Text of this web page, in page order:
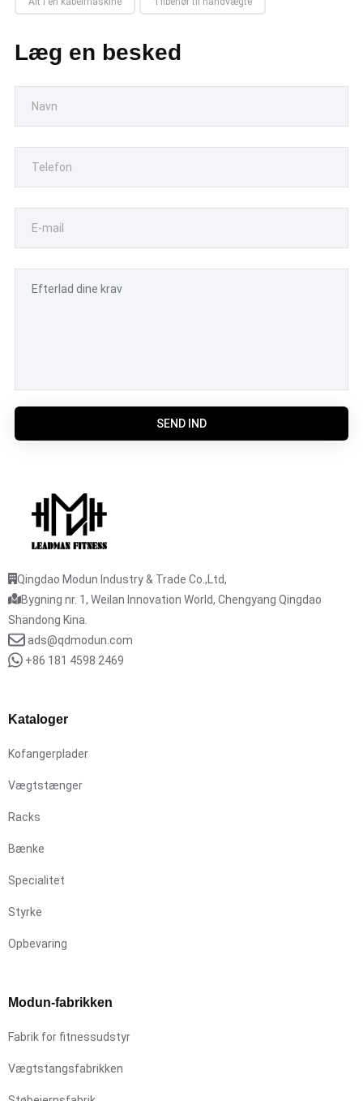
Læg en besked
SEND IND
Qingdao Modun Industry & Trade Co.,Ltd,
Bygning nr. 1, Weilan Innovation World, Chengyang Qingdao
Shandong Kina.
ads@qdmodun.com
+86 181 4598 2469
Kataloger
Kofangerplader
Vægtstænger
Racks
Bænke
Specialitet
Styrke
Opbevaring
Modun-fabrikken
Fabrik for fitnessudstyr
Vægtstangsfabrikken